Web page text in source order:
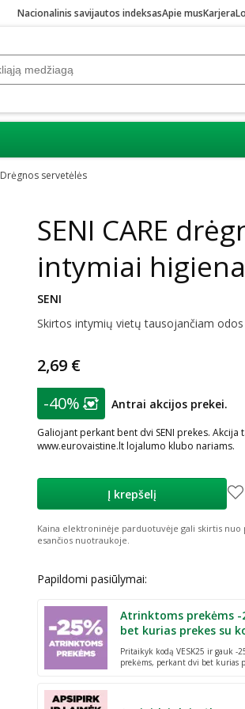
Nacionalinis savijautos indeksasApie musKarjera
Drėgnos servetėlės
SENI CARE
intymiai
SENI
Skirtos intymių vietų tausojančiam odos
2,69 €
patarimas
Lojalumo klubo narių
-40% Antrai akcijos prekei.
Galiojant perkant bent dvi SENI prekes.
www.eurovaistine.lt lojalumo klubo nariams.
Į krepšelį
Kaina elektroninėje parduotuvėje gali skirtis nuo
esančios nuotraukoje.
Papildomi pasiūlymai:
Atrinktoms prekėms -
bet kurias prekes su
Pritaikyk kodą VESK25 ir gauk -
prekėms, perkant dvi bet kurias